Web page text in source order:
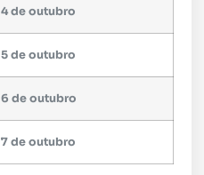
4 de outubro
5 de outubro
6 de outubro
7 de outubro